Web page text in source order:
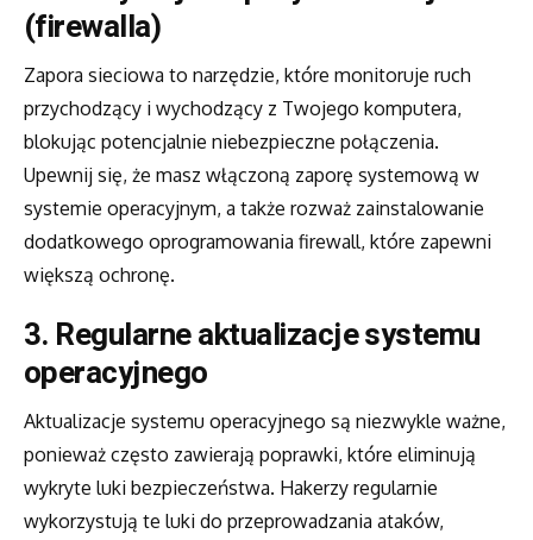
(firewalla)
Zapora sieciowa to narzędzie, które monitoruje ruch
przychodzący i wychodzący z Twojego komputera,
blokując potencjalnie niebezpieczne połączenia.
Upewnij się, że masz włączoną zaporę systemową w
systemie operacyjnym, a także rozważ zainstalowanie
dodatkowego oprogramowania firewall, które zapewni
większą ochronę.
3. Regularne aktualizacje systemu
operacyjnego
Aktualizacje systemu operacyjnego są niezwykle ważne,
ponieważ często zawierają poprawki, które eliminują
wykryte luki bezpieczeństwa. Hakerzy regularnie
wykorzystują te luki do przeprowadzania ataków,